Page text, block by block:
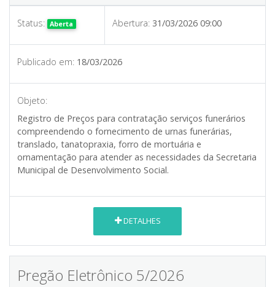
Status: Aberta Abertura: 31/03/2026 09:00
Publicado em: 18/03/2026
Objeto:
Registro de Preços para contratação serviços funerários
compreendendo o fornecimento de urnas funerárias,
translado, tanatopraxia, forro de mortuária e
ornamentação para atender as necessidades da Secretaria
Municipal de Desenvolvimento Social.
DETALHES
Pregão Eletrônico 5/2026